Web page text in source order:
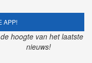
APP!
hoogte van het laatste
nieuws!